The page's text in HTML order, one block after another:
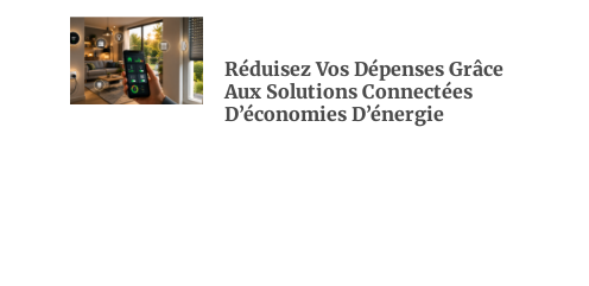
Réduisez Vos Dépenses Grâce
Aux Solutions Connectées
D’économies D’énergie